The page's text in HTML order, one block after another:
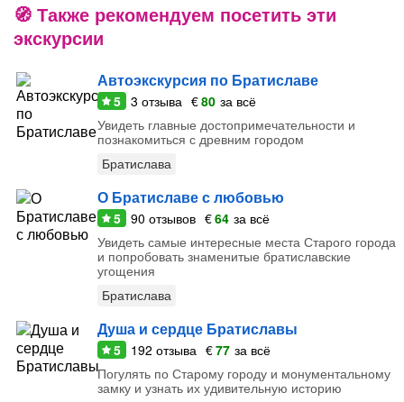
Также рекомендуем посетить эти
экскурсии
Автоэкскурсия по Братиславе
5 3 отзыва €80 за всё
Увидеть главные достопримечательности и
познакомиться с древним городом
Братислава
О Братиславе с любовью
5 90 отзывов €64 за всё
Увидеть самые интересные места Старого города
и попробовать знаменитые братиславские
угощения
Братислава
Душа и сердце Братиславы
5 192 отзыва €77 за всё
Погулять по Старому городу и монументальному
замку и узнать их удивительную историю